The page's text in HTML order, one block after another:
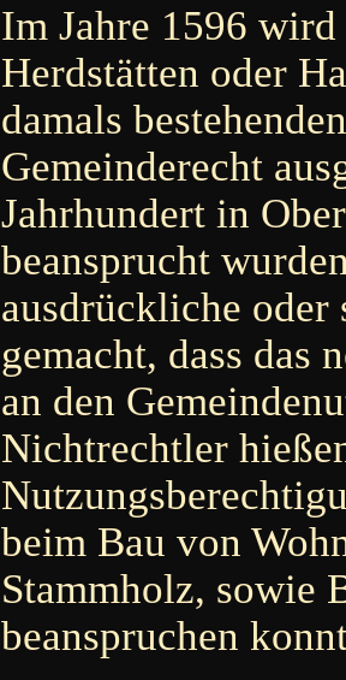
Im Jahre 1596
Herdstätten oder
damals
Gemeinderecht
Jahrhundert in
beansprucht
ausdrückliche
gemacht, dass das
an den
Nichtrechtler
beim Bau von
Stammholz, sowie
beanspruchen